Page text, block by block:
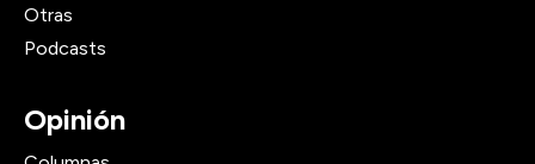
Otras
Podcasts
Opinión